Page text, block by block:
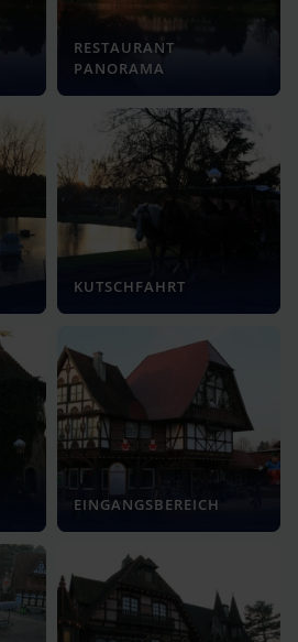
RESTAURANT
PANORAMA
KUTSCHFAHRT
EINGANGSBEREICH